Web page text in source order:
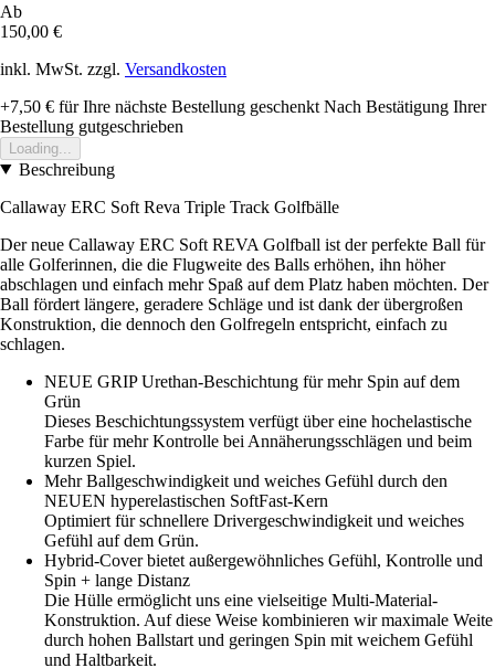
Ab
150,00 €
inkl. MwSt. zzgl. Versandkosten
+7,50 € für Ihre nächste Bestellung geschenkt Nach Bestätigung Ihrer
Bestellung gutgeschrieben
Loading...
Beschreibung
Callaway ERC Soft Reva Triple Track Golfbälle
Der neue Callaway ERC Soft REVA Golfball ist der perfekte Ball für
alle Golferinnen, die die Flugweite des Balls erhöhen, ihn höher
abschlagen und einfach mehr Spaß auf dem Platz haben möchten. Der
Ball fördert längere, geradere Schläge und ist dank der übergroßen
Konstruktion, die dennoch den Golfregeln entspricht, einfach zu
schlagen.
NEUE GRIP Urethan-Beschichtung für mehr Spin auf dem
Grün
Dieses Beschichtungssystem verfügt über eine hochelastische
Farbe für mehr Kontrolle bei Annäherungsschlägen und beim
kurzen Spiel.
Mehr Ballgeschwindigkeit und weiches Gefühl durch den
NEUEN hyperelastischen SoftFast-Kern
Optimiert für schnellere Drivergeschwindigkeit und weiches
Gefühl auf dem Grün.
Hybrid-Cover bietet außergewöhnliches Gefühl, Kontrolle und
Spin + lange Distanz
Die Hülle ermöglicht uns eine vielseitige Multi-Material-
Konstruktion. Auf diese Weise kombinieren wir maximale Weite
durch hohen Ballstart und geringen Spin mit weichem Gefühl
und Haltbarkeit.